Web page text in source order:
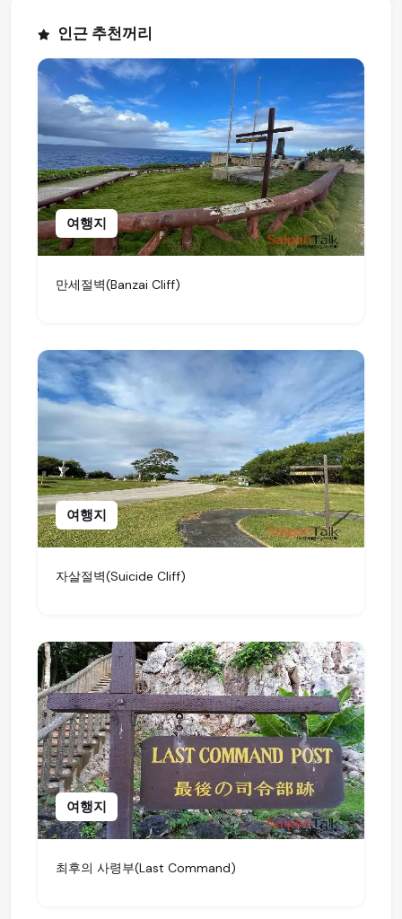
인근 추천꺼리
여행지
​만세절벽(Banzai Cliff)
여행지
자살절벽(Suicide Cliff)
여행지
최후의 사령부(Last Command)